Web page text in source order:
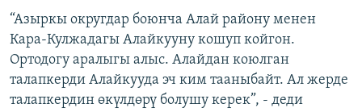
“Азыркы округдар боюнча Алай району менен
Кара-Кулжадагы Алайкууну кошуп койгон.
Ортодогу аралыгы алыс. Алайдан коюлган
талапкерди Алайкууда эч ким тааныбайт. Ал жерде
талапкердин өкүлдөрү болушу керек”, - деди